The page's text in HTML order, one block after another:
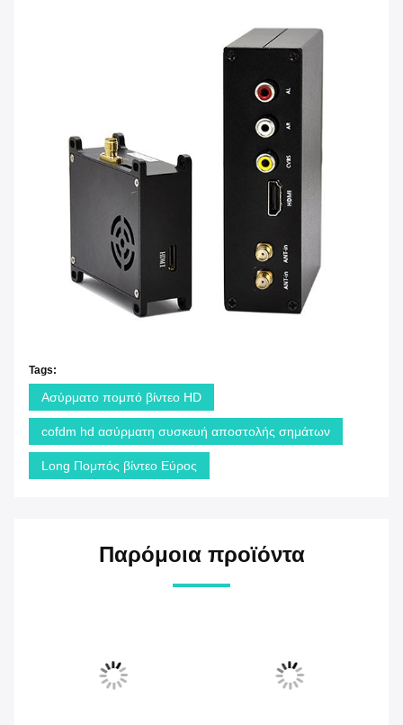
Tags:
Ασύρματο πομπό βίντεο HD
cofdm hd ασύρματη συσκευή αποστολής σημάτων
Long Πομπός βίντεο Εύρος
Παρόμοια προϊόντα